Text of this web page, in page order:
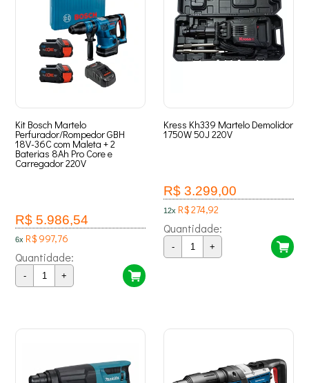
Kit Bosch Martelo
Perfurador/Rompedor GBH
18V-36C com Maleta + 2
Baterias 8Ah Pro Core e
Carregador 220V
R$ 5.986,54
6x R$ 997,76
Quantidade:
- +
Kress Kh339 Martelo Demolidor
1750W 50J 220V
R$ 3.299,00
12x R$ 274,92
Quantidade:
- +